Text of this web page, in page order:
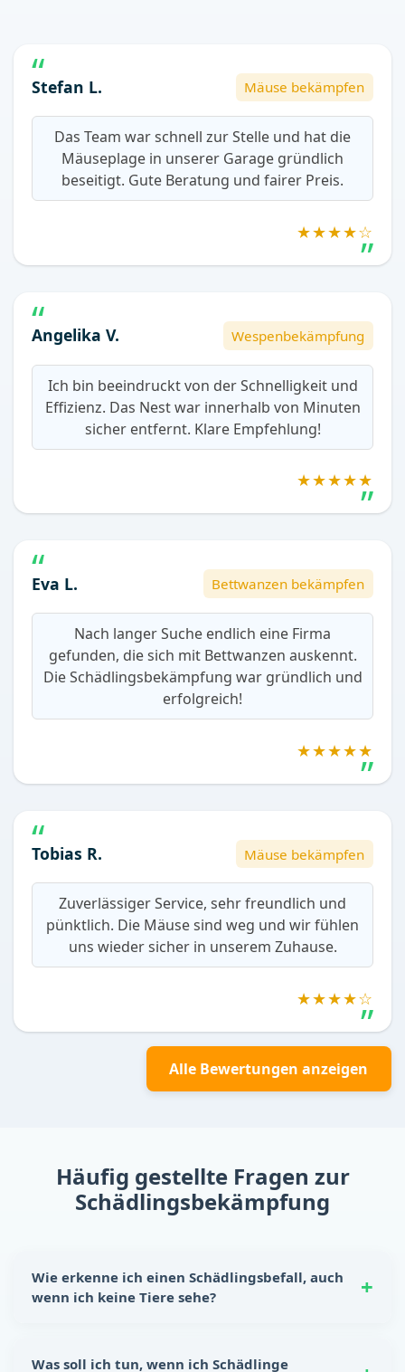
Stefan L. Mäuse bekämpfen
Das Team war schnell zur Stelle und hat die
Mäuseplage in unserer Garage gründlich
beseitigt. Gute Beratung und fairer Preis.
★★★★☆
Angelika V. Wespenbekämpfung
Ich bin beeindruckt von der Schnelligkeit und
Effizienz. Das Nest war innerhalb von Minuten
sicher entfernt. Klare Empfehlung!
★★★★★
Eva L. Bettwanzen bekämpfen
Nach langer Suche endlich eine Firma
gefunden, die sich mit Bettwanzen auskennt.
Die Schädlingsbekämpfung war gründlich und
erfolgreich!
★★★★★
Tobias R. Mäuse bekämpfen
Zuverlässiger Service, sehr freundlich und
pünktlich. Die Mäuse sind weg und wir fühlen
uns wieder sicher in unserem Zuhause.
★★★★☆
Alle Bewertungen anzeigen
Häufig gestellte Fragen zur
Schädlingsbekämpfung
Wie erkenne ich einen Schädlingsbefall, auch
wenn ich keine Tiere sehe?
Was soll ich tun, wenn ich Schädlinge